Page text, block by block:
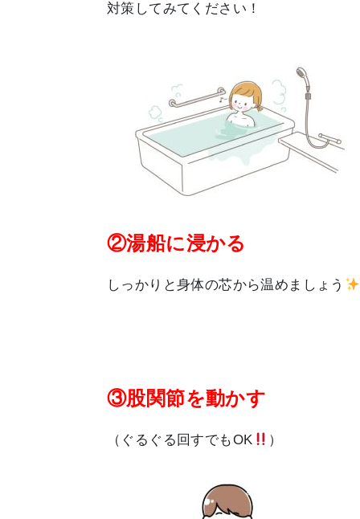
対策してみてください！
②湯船に浸かる
しっかりと身体の芯から温めましょう
③股関節を動かす
（ぐるぐる回すでもOK ）